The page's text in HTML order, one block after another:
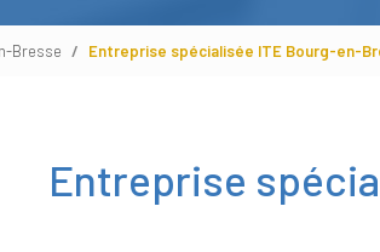
Bresse Entreprise spécialisée ITE Bourg-en-
Entreprise